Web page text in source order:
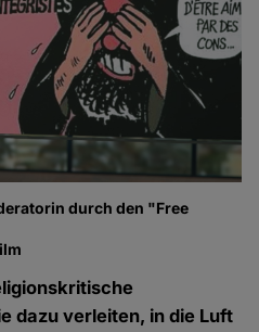
durch den "Free
dazu verleiten, in die Luft